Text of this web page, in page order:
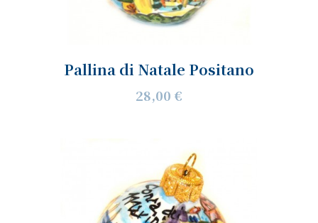
Pallina di Natale Positano
28,00 €